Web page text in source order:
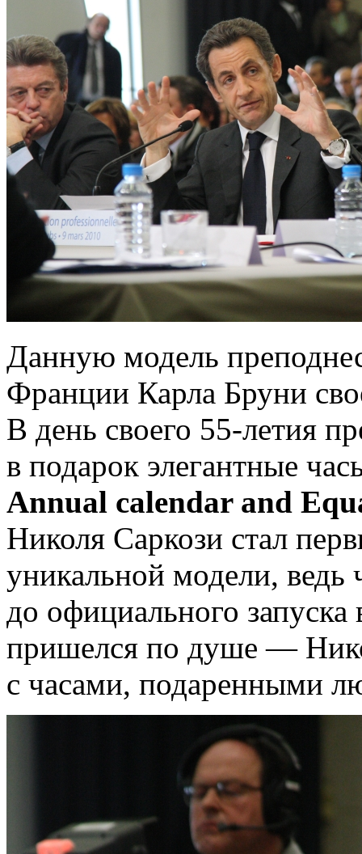
Данную модель
Франции Карла Бруни
В день своего 55-летия
в подарок элегантные
Annual calendar and
Николя Саркози стал
уникальной модели,
до официального
пришелся по душе —
с часами, подаренными